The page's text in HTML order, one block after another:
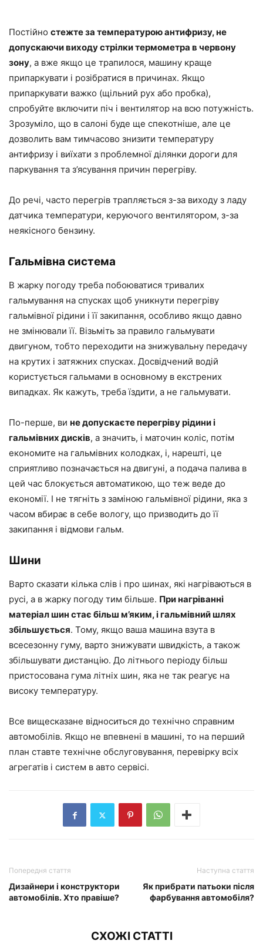
Постійно стежте за температурою антифризу, не
допускаючи виходу стрілки термометра в червону
зону, а вже якщо це трапилося, машину краще
припаркувати і розібратися в причинах. Якщо
припаркувати важко (щільний рух або пробка),
спробуйте включити піч і вентилятор на всю потужність.
Зрозуміло, що в салоні буде ще спекотніше, але це
дозволить вам тимчасово знизити температуру
антифризу і виїхати з проблемної ділянки дороги для
паркування та з’ясування причин перегріву.
До речі, часто перегрів трапляється з-за виходу з ладу
датчика температури, керуючого вентилятором, з-за
неякісного бензину.
Гальмівна система
В жарку погоду треба побоюватися тривалих
гальмування на спусках щоб уникнути перегріву
гальмівної рідини і її закипання, особливо якщо давно
не змінювали її. Візьміть за правило гальмувати
двигуном, тобто переходити на знижувальну передачу
на крутих і затяжних спусках. Досвідчений водій
користується гальмами в основному в екстрених
випадках. Як кажуть, треба їздити, а не гальмувати.
По-перше, ви не допускаєте перегріву рідини і
гальмівних дисків, а значить, і маточин коліс, потім
економите на гальмівних колодках, і, нарешті, це
сприятливо позначається на двигуні, а подача палива в
цей час блокується автоматикою, що теж веде до
економії. І не тягніть з заміною гальмівної рідини, яка з
часом вбирає в себе вологу, що призводить до її
закипання і відмови гальм.
Шини
Варто сказати кілька слів і про шинах, які нагріваються в
русі, а в жарку погоду тим більше. При нагріванні
матеріал шин стає більш м’яким, і гальмівний шлях
збільшується. Тому, якщо ваша машина взута в
всесезонну гуму, варто знижувати швидкість, а також
збільшувати дистанцію. До літнього періоду більш
пристосована гума літніх шин, яка не так реагує на
високу температуру.
Все вищесказане відноситься до технічно справним
автомобілів. Якщо не впевнені в машині, то на перший
план ставте технічне обслуговування, перевірку всіх
агрегатів і систем в авто сервісі.
Попередня стаття
Дизайнери і конструктори
автомобілів. Хто правіше?
Наступна стаття
Як прибрати патьоки після
фарбування автомобіля?
СХОЖІ СТАТТІ